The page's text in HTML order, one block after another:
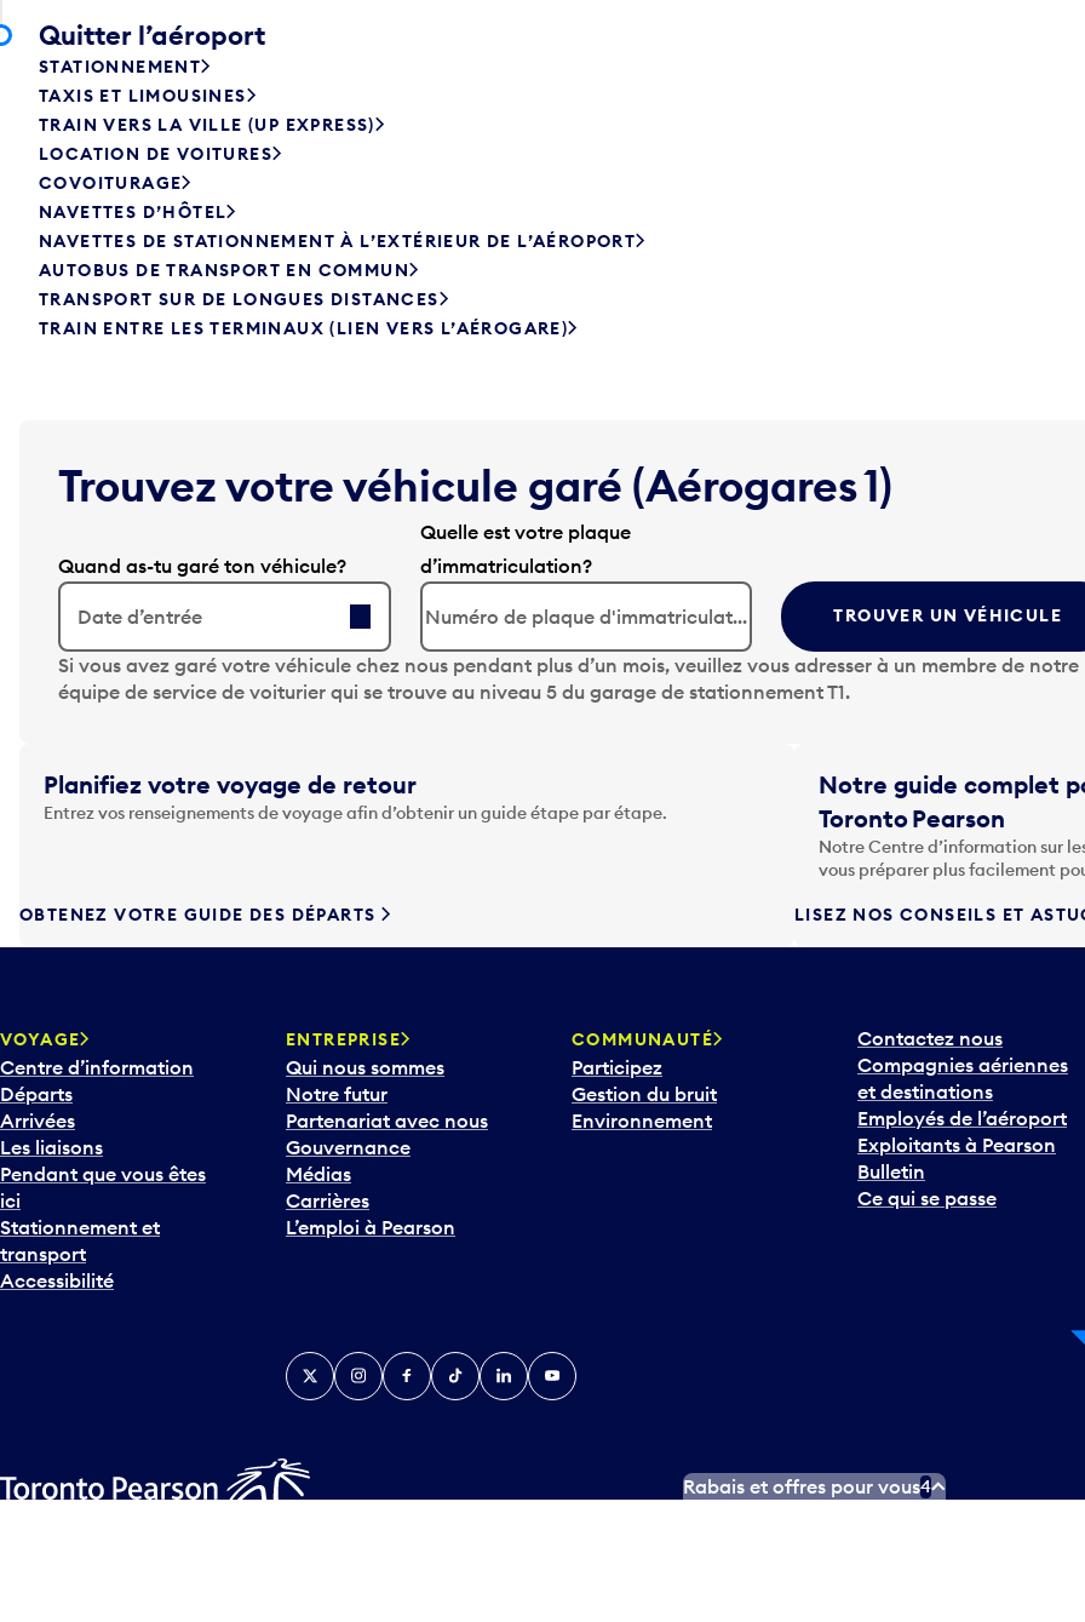
Quitter l’aéroport
STATIONNEMENT
TAXIS ET LIMOUSINES
TRAIN VERS LA VILLE (UP EXPRESS)
LOCATION DE VOITURES
COVOITURAGE
NAVETTES D’HÔTEL
NAVETTES DE STATIONNEMENT À L’EXTÉRIEUR DE L’AÉROPORT
AUTOBUS DE TRANSPORT EN COMMUN
TRANSPORT SUR DE LONGUES DISTANCES
TRAIN ENTRE LES TERMINAUX (LIEN VERS L’AÉROGARE)
Trouvez votre véhicule garé (Aérogares 1)
Quand as-tu garé ton véhicule?
Date d’entrée
A
p
y
e
z
r
u
c
h
e
F
l
c
h
e
a
Quelle est votre plaque
d’immatriculation?
TROUVER UN VÉHICULE
Si vous avez garé votre véhicule chez nous pendant plus d’un mois, veuillez vous adresser à un membre de notre
équipe de service de voiturier qui se trouve au niveau 5 du garage de stationnement T1.
Planifiez votre voyage de retour
Entrez vos renseignements de voyage afin d’obtenir un guide étape par étape.
OBTENEZ VOTRE GUIDE DES DÉPARTS
Notre guide complet
Toronto Pearson
Notre Centre d’information sur
vous préparer plus facilement
LISEZ NOS CONSEILS ET
VOYAGE
Centre d’information
Départs
Arrivées
Les liaisons
Pendant que vous êtes
ici
Stationnement et
transport
Accessibilité
ENTREPRISE
Qui nous sommes
Notre futur
Partenariat avec nous
Gouvernance
Médias
Carrières
L’emploi à Pearson
COMMUNAUTÉ
Participez
Gestion du bruit
Environnement
Contactez nous
Compagnies aériennes
et destinations
Employés de l’aéroport
Exploitants à Pearson
Bulletin
Ce qui se passe
TwitterInstagramFacebook
TikTokLinkedInYouTube
Rabais et offres pour vous4